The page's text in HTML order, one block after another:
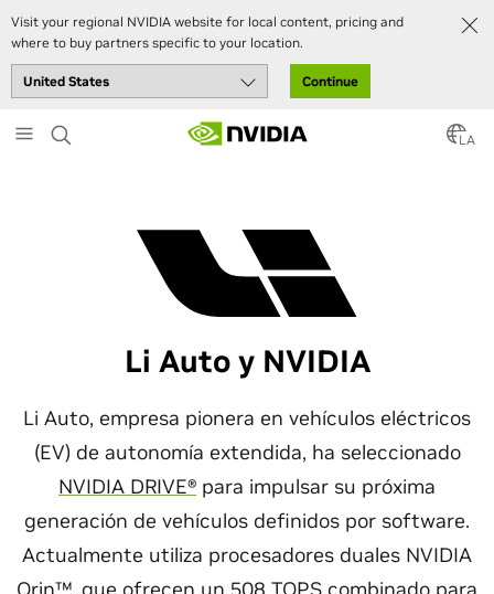
Visit your regional NVIDIA website for local content, pricing and
where to buy partners specific to your location.
Continue
to
LA
Li Auto y NVIDIA
Li Auto, empresa pionera en vehículos eléctricos
(EV) de autonomía extendida, ha seleccionado
NVIDIA DRIVE® para impulsar su próxima
generación de vehículos definidos por software.
Actualmente utiliza procesadores duales NVIDIA
Orin™, que ofrecen un 508 TOPS combinado para